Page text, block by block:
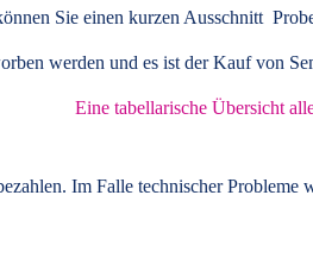
Sie einen kurzen Ausschnitt
werden und es ist der Kauf von
Eine tabellarische Übersicht
Im Falle technischer